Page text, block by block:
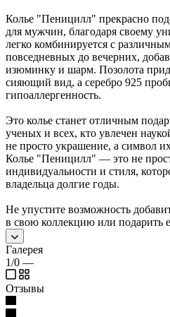
Колье "Пеницилл" прекрасно
для мужчин, благодаря своему
легко комбинируется с
повседневных до вечерних,
изюминку и шарм. Позолота
сияющий вид, а серебро 925
гипоаллергенность.
Это колье станет отличным
ученых и всех, кто увлечен
не просто украшение, а символ
Колье "Пеницилл" — это не
индивидуальности и стиля,
владельца долгие годы.
Не упустите возможность
в свою коллекцию или подарить
Галерея
1/0 —
Отзывы